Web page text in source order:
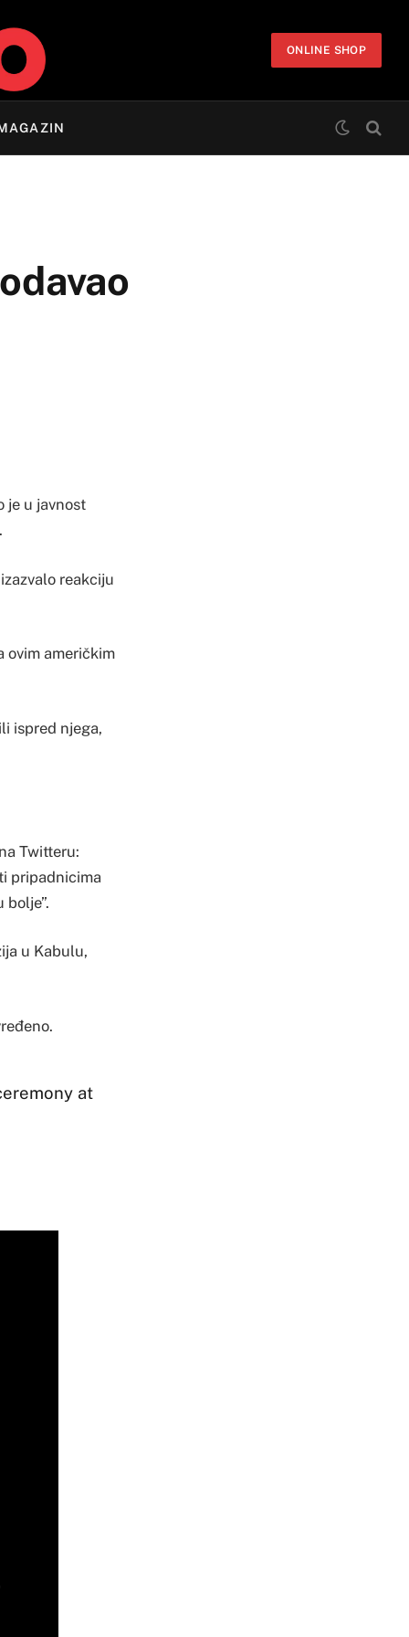
ONLINE SHOP
je u javnost
reakciju
ovim američkim
ispred njega,
Twitteru:
pripadnicima
u Kabulu,
at